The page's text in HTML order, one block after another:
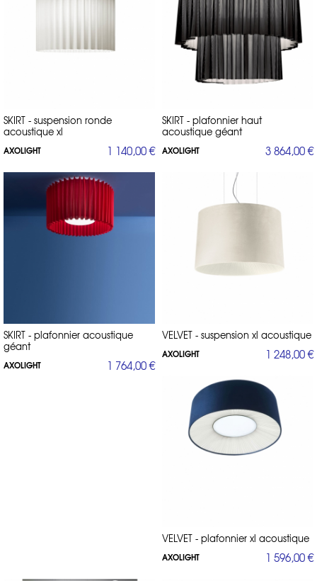
SKIRT - suspension ronde
acoustique xl
AXOLIGHT 1 140,00 €
SKIRT - plafonnier haut
acoustique géant
AXOLIGHT 3 864,00 €
SKIRT - plafonnier acoustique
géant
AXOLIGHT 1 764,00 €
VELVET - suspension xl acoustique
AXOLIGHT 1 248,00 €
VELVET - plafonnier xl acoustique
AXOLIGHT 1 596,00 €